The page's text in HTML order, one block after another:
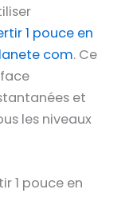
1 pouce en
com. Ce
et
les niveaux
1 pouce en